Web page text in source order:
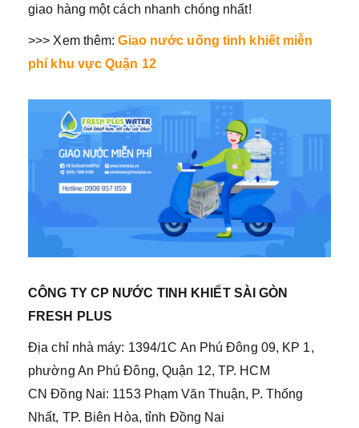
giao hàng một cách nhanh chóng nhất!
>>> Xem thêm:Giao nước uống tinh khiết miễn
phí khu vực Quận 12
CÔNG TY CP NƯỚC TINH KHIẾT SÀI GÒN
FRESH PLUS
Địa chỉ nhà máy: 1394/1C An Phú Đông 09, KP 1,
phường An Phú Đông, Quận 12, TP. HCM
CN Đồng Nai: 1153 Phạm Văn Thuận, P. Thống
Nhất, TP. Biên Hòa, tỉnh Đồng Nai